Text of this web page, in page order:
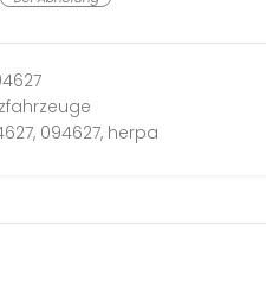
, 094627, herpa